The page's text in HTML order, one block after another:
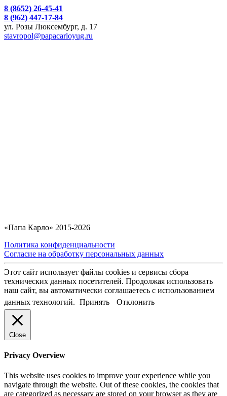
8 (8652) 26-45-41
8 (962) 447-17-84
ул. Розы Люксембург, д. 17
stavropol@papacarloyug.ru
«Папа Карло» 2015-2026
Политика конфиденциальности
Согласие на обработку персональных данных
Этот сайт использует файлы cookies и сервисы сбора
технических данных посетителей. Продолжая использовать
наш сайт, вы автоматически соглашаетесь с использованием
данных технологий. Принять Отклонить
Close
Privacy Overview
This website uses cookies to improve your experience while you
navigate through the website. Out of these cookies, the cookies that
are categorized as necessary are stored on your browser as they are